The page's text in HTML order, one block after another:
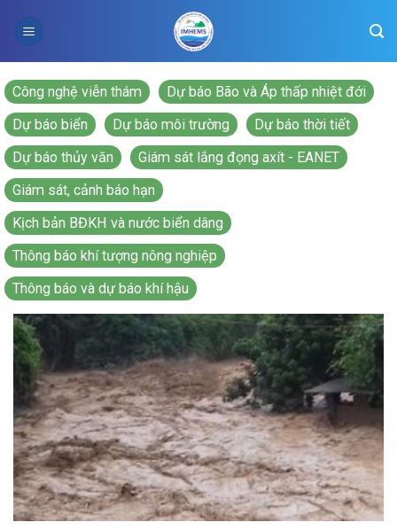
Công nghệ viễn thám
Dự báo Bão và Áp thấp nhiệt đới
Dự báo biển
Dự báo môi trường
Dự báo thời tiết
Dự báo thủy văn
Giám sát lắng đọng axít - EANET
Giám sát, cảnh báo hạn
Kịch bản BĐKH và nước biển dâng
Thông báo khí tượng nông nghiệp
Thông báo và dự báo khí hậu